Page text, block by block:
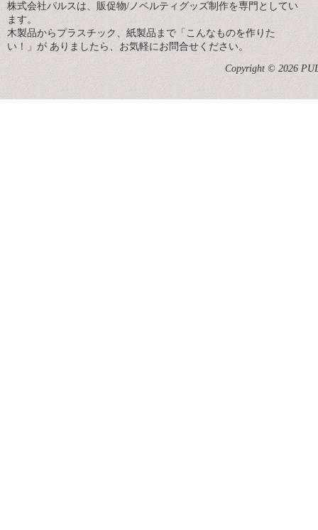
株式会社パルスは、販促物/ノベルティグッズ制作を専門としてい
ます。
木製品からプラスチック、紙製品まで「こんなものを作りた
い！」が ありましたら、お気軽にお問合せください。
Copyright © 2026